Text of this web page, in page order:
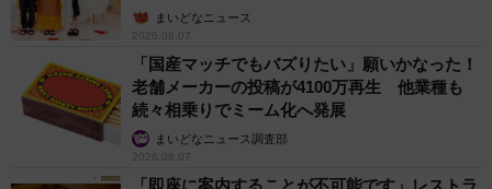
ん】まいどなニュース
2026.08.07
「国産マッチでもバズりたい」願いかなった！
老舗メーカーの投稿が4100万再生 他業種も
続々相乗りでミーム化へ発展
まいどなニュース調査部
2026.08.07